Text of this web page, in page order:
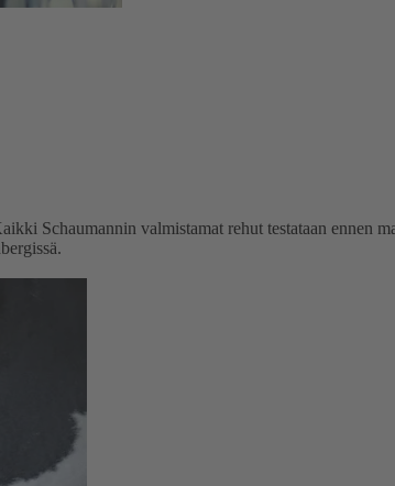
Schaumannin valmistamat rehut testataan ennen